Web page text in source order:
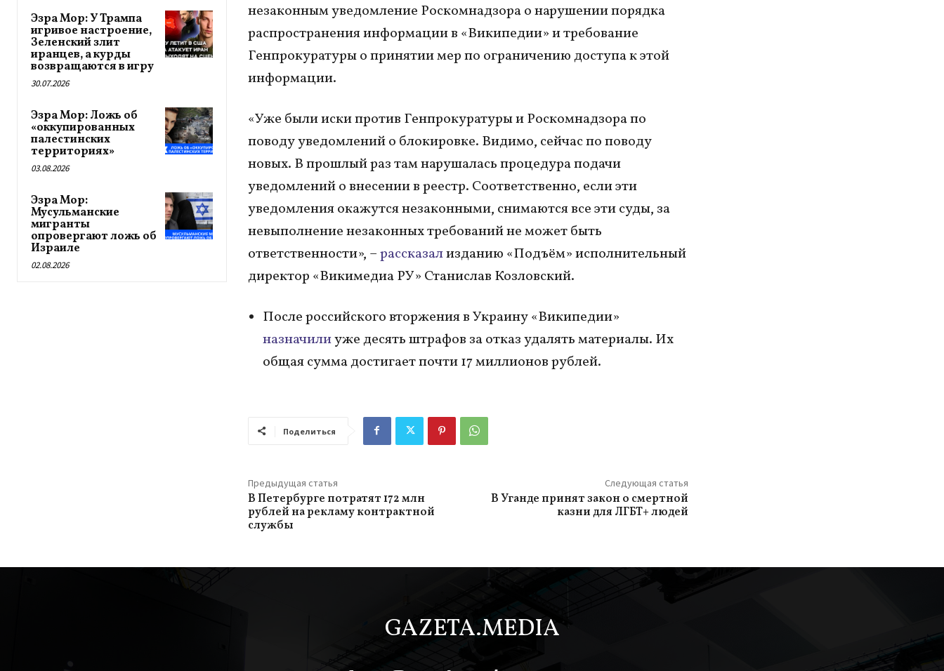
Эзра Мор: У Трампа
игривое настроение,
Зеленский злит
иранцев, а курды
возвращаются в игру
30.07.2026
Эзра Мор: Ложь об
«оккупированных
палестинских
территориях»
03.08.2026
Эзра Мор:
Мусульманские
мигранты
опровергают ложь об
Израиле
02.08.2026
незаконным уведомление Роскомнадзора о нарушении порядка
распространения информации в «Википедии» и требование
Генпрокуратуры о принятии мер по ограничению доступа к этой
информации.
«Уже были иски против Генпрокуратуры и Роскомнадзора по
поводу уведомлений о блокировке. Видимо, сейчас по поводу
новых. В прошлый раз там нарушалась процедура подачи
уведомлений о внесении в реестр. Соответственно, если эти
уведомления окажутся незаконными, снимаются все эти суды, за
невыполнение незаконных требований не может быть
ответственности», –рассказализданию «Подъём» исполнительный
директор «Викимедиа РУ» Станислав Козловский.
После российского вторжения в Украину «Википедии»
назначилиуже десять штрафов за отказ удалять материалы. Их
общая сумма достигает почти 17 миллионов рублей.
Поделиться
Предыдущая статья
В Петербурге потратят 172 млн
рублей на рекламу контрактной
службы
Следующая статья
В Уганде принят закон о смертной
казни для ЛГБТ+ людей
GAZETA.MEDIA